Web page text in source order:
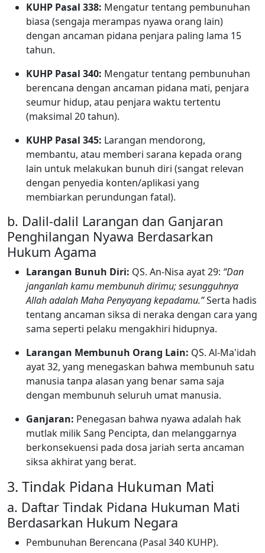
KUHP Pasal 338: Mengatur tentang pembunuhan
biasa (sengaja merampas nyawa orang lain)
dengan ancaman pidana penjara paling lama 15
tahun.
KUHP Pasal 340: Mengatur tentang pembunuhan
berencana dengan ancaman pidana mati, penjara
seumur hidup, atau penjara waktu tertentu
(maksimal 20 tahun).
KUHP Pasal 345: Larangan mendorong,
membantu, atau memberi sarana kepada orang
lain untuk melakukan bunuh diri (sangat relevan
dengan penyedia konten/aplikasi yang
membiarkan perundungan fatal).
b. Dalil-dalil Larangan dan Ganjaran
Penghilangan Nyawa Berdasarkan
Hukum Agama
Larangan Bunuh Diri: QS. An-Nisa ayat 29: “Dan
janganlah kamu membunuh dirimu; sesungguhnya
Allah adalah Maha Penyayang kepadamu.”Serta hadis
tentang ancaman siksa di neraka dengan cara yang
sama seperti pelaku mengakhiri hidupnya.
Larangan Membunuh Orang Lain: QS. Al-Ma'idah
ayat 32, yang menegaskan bahwa membunuh satu
manusia tanpa alasan yang benar sama saja
dengan membunuh seluruh umat manusia.
Ganjaran: Penegasan bahwa nyawa adalah hak
mutlak milik Sang Pencipta, dan melanggarnya
berkonsekuensi pada dosa jariah serta ancaman
siksa akhirat yang berat.
3. Tindak Pidana Hukuman Mati
a. Daftar Tindak Pidana Hukuman Mati
Berdasarkan Hukum Negara
Pembunuhan Berencana (Pasal 340 KUHP).